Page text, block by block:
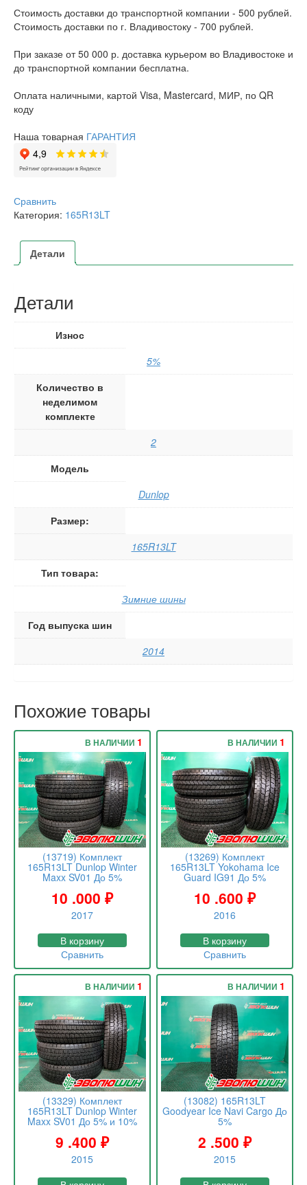
Стоимость доставки до транспортной компании - 500 рублей.
Стоимость доставки по г. Владивостоку - 700 рублей.
При заказе от 50 000 р. доставка курьером во Владивостоке и
до транспортной компании бесплатна.
Оплата наличными, картой Visa, Mastercard, МИР, по QR
коду
Наша товарная ГАРАНТИЯ
Сравнить
Категория: 165R13LT
Детали
Детали
Износ
5%
Количество в
неделимом
комплекте
2
Модель
Dunlop
Размер:
165R13LT
Тип товара:
Зимние шины
Год выпуска шин
2014
Похожие товары
(13719) Комплект
165R13LT Dunlop Winter
Maxx SV01 До 5%
10 .000 ₽
2017
В НАЛИЧИИ 1
В корзину
Сравнить
(13269) Комплект
165R13LT Yokohama Ice
Guard IG91 До 5%
10 .600₽
2016
В НАЛИЧИИ 1
В корзину
Сравнить
(13329) Комплект
165R13LT Dunlop Winter
Maxx SV01 До 5% и 10%
9 .400 ₽
2015
В НАЛИЧИИ 1
(13082) 165R13LT
Goodyear Ice Navi Cargo До
5%
2 .500₽
2015
В НАЛИЧИИ 1